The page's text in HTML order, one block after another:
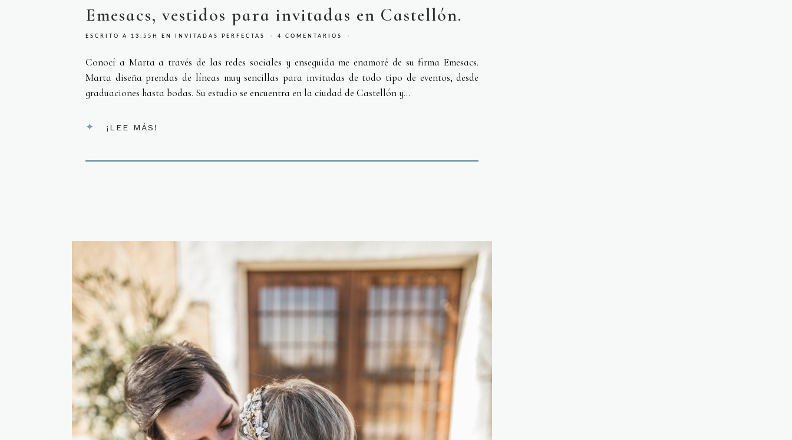
Emesacs, vestidos para invitadas en Castellón.
ESCRITO A 13:55H EN INVITADAS PERFECTAS 4 COMENTARIOS
Conocí a Marta a través de las redes sociales y enseguida me enamoré de su firma Emesacs.
Marta diseña prendas de líneas muy sencillas para invitadas de todo tipo de eventos, desde
graduaciones hasta bodas. Su estudio se encuentra en la ciudad de Castellón y...
¡LEE MÁS!